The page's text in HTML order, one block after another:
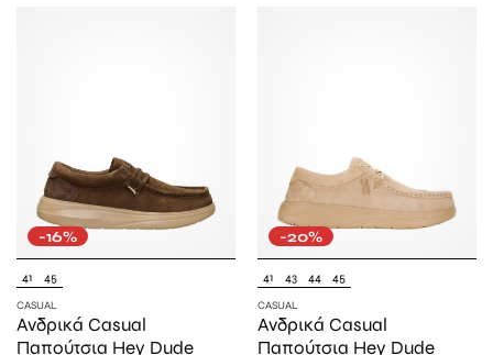
-16%
41 45
CASUAL
Ανδρικά Casual
Παπούτσια Hey Dude
-20%
41 43 44 45
CASUAL
Ανδρικά Casual
Παπούτσια Hey Dude